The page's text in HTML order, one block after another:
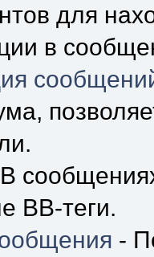
для
в
BB-теги.
-